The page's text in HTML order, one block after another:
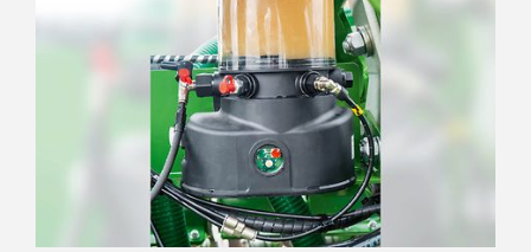
Semis d’intercultures et de fines graines à
l'aide de diffuseurs en combinaison directe
avec le travail du sol
Des débits importants sont aussi possibles
grâce aux différentes bobines de dosage
Dosage précis avec répartition transversale